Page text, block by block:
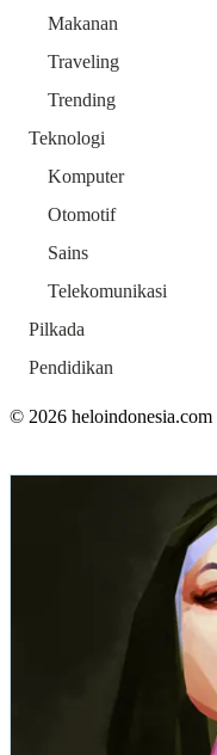
Makanan
Traveling
Trending
Teknologi
Komputer
Otomotif
Sains
Telekomunikasi
Pilkada
Pendidikan
© 2026 heloindonesia.com